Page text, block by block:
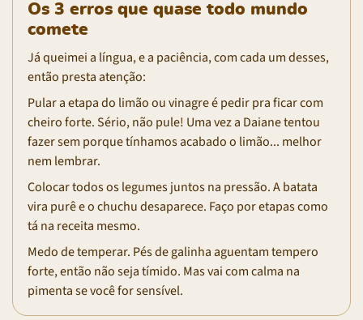
Os 3 erros que quase todo mundo
comete
Já queimei a língua, e a paciência, com cada um desses,
então presta atenção:
Pular a etapa do limão ou vinagre é pedir pra ficar com
cheiro forte. Sério, não pule! Uma vez a Daiane tentou
fazer sem porque tínhamos acabado o limão... melhor
nem lembrar.
Colocar todos os legumes juntos na pressão. A batata
vira purê e o chuchu desaparece. Faço por etapas como
tá na receita mesmo.
Medo de temperar. Pés de galinha aguentam tempero
forte, então não seja tímido. Mas vai com calma na
pimenta se você for sensível.